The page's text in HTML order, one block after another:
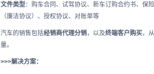
文件类型：购车合同、试驾协议、新车订购合约书、保
（廉洁协议）、授权协议、对账单等
汽车的销售包括经销商代理分销，以及终端客户购买，
量。
>>>解决方案：